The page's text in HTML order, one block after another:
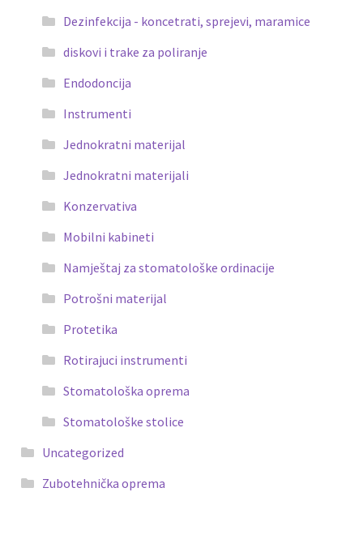
Dezinfekcija - koncetrati, sprejevi, maramice
diskovi i trake za poliranje
Endodoncija
Instrumenti
Jednokratni materijal
Jednokratni materijali
Konzervativa
Mobilni kabineti
Namještaj za stomatološke ordinacije
Potrošni materijal
Protetika
Rotirajuci instrumenti
Stomatološka oprema
Stomatološke stolice
Uncategorized
Zubotehnička oprema